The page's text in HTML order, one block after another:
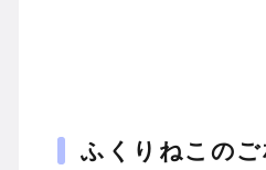
ふくりねこの